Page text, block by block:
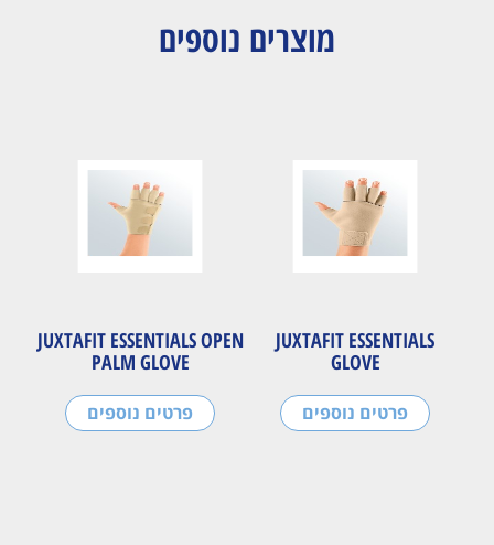
מוצרים נוספים
JUXTAFIT ESSENTIALS
GLOVE
פרטים נוספים
JUXTAFIT ESSENTIALS OPEN
PALM GLOVE
פרטים נוספים